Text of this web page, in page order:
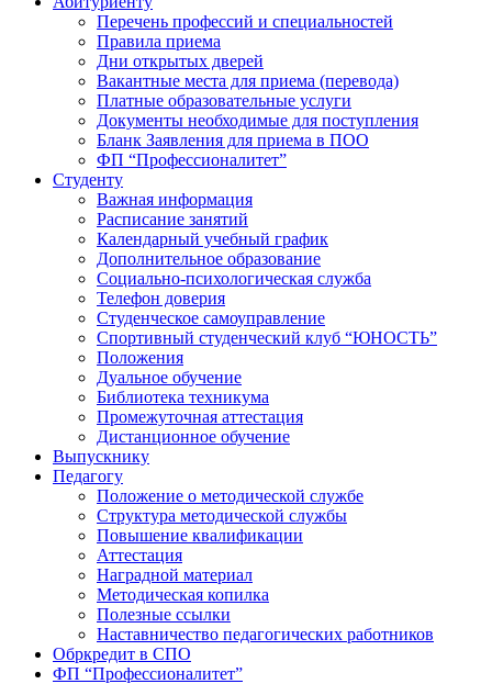
Перечень профессий и специальностей
Правила приема
Дни открытых дверей
Вакантные места для приема (перевода)
Платные образовательные услуги
Документы необходимые для поступления
Бланк Заявления для приема в ПОО
ФП “Профессионалитет”
Студенту
Важная информация
Расписание занятий
Календарный учебный график
Дополнительное образование
Социально-психологическая служба
Телефон доверия
Студенческое самоуправление
Спортивный студенческий клуб “ЮНОСТЬ”
Положения
Дуальное обучение
Библиотека техникума
Промежуточная аттестация
Дистанционное обучение
Выпускнику
Педагогу
Положение о методической службе
Структура методической службы
Повышение квалификации
Аттестация
Наградной материал
Методическая копилка
Полезные ссылки
Наставничество педагогических работников
Обркредит в СПО
ФП “Профессионалитет”